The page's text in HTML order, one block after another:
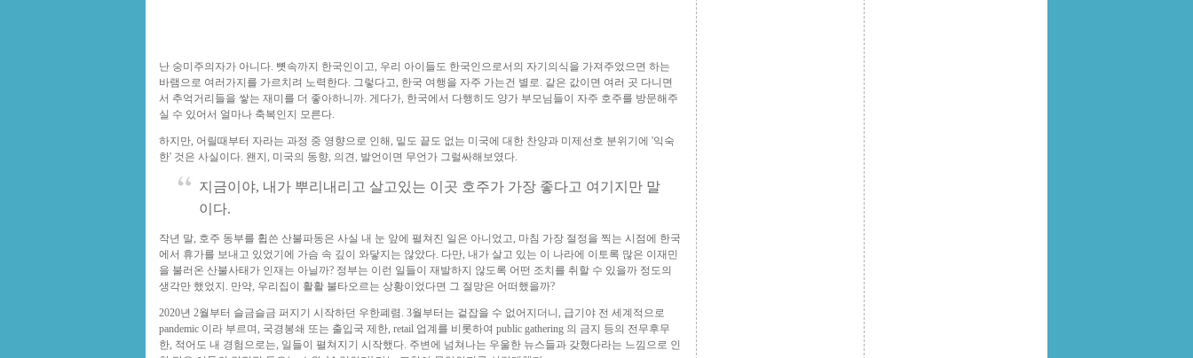
난 숭미주의자가 아니다. 뼛속까지 한국인이고, 우리 아이들도 한국인으로서의 자기의식을 가져주었으면 하는
바램으로 여러가지를 가르치려 노력한다. 그렇다고, 한국 여행을 자주 가는건 별로. 같은 값이면 여러 곳 다니면
서 추억거리들을 쌓는 재미를 더 좋아하니까. 게다가, 한국에서 다행히도 양가 부모님들이 자주 호주를 방문해주
실 수 있어서 얼마나 축복인지 모른다.
하지만, 어릴때부터 자라는 과정 중 영향으로 인해, 밑도 끝도 없는 미국에 대한 찬양과 미제선호 분위기에 '익숙
한' 것은 사실이다. 왠지, 미국의 동향, 의견, 발언이면 무언가 그럴싸해보였다.
지금이야, 내가 뿌리내리고 살고있는 이곳 호주가 가장 좋다고 여기지만 말
이다.
작년 말, 호주 동부를 휩쓴 산불파동은 사실 내 눈 앞에 펼쳐진 일은 아니었고, 마침 가장 절정을 찍는 시점에 한국
에서 휴가를 보내고 있었기에 가슴 속 깊이 와닿지는 않았다. 다만, 내가 살고 있는 이 나라에 이토록 많은 이재민
을 불러온 산불사태가 인재는 아닐까? 정부는 이런 일들이 재발하지 않도록 어떤 조치를 취할 수 있을까 정도의
생각만 했었지. 만약, 우리집이 활활 불타오르는 상황이었다면 그 절망은 어떠했을까?
2020년 2월부터 슬금슬금 퍼지기 시작하던 우한폐렴. 3월부터는 겉잡을 수 없어지더니, 급기야 전 세계적으로
pandemic 이라 부르며, 국경봉쇄 또는 출입국 제한, retail 업계를 비롯하여 public gathering 의 금지 등의 전무후무
한, 적어도 내 경험으로는, 일들이 펼쳐지기 시작했다. 주변에 넘쳐나는 우울한 뉴스들과 갖혔다라는 느낌으로 인